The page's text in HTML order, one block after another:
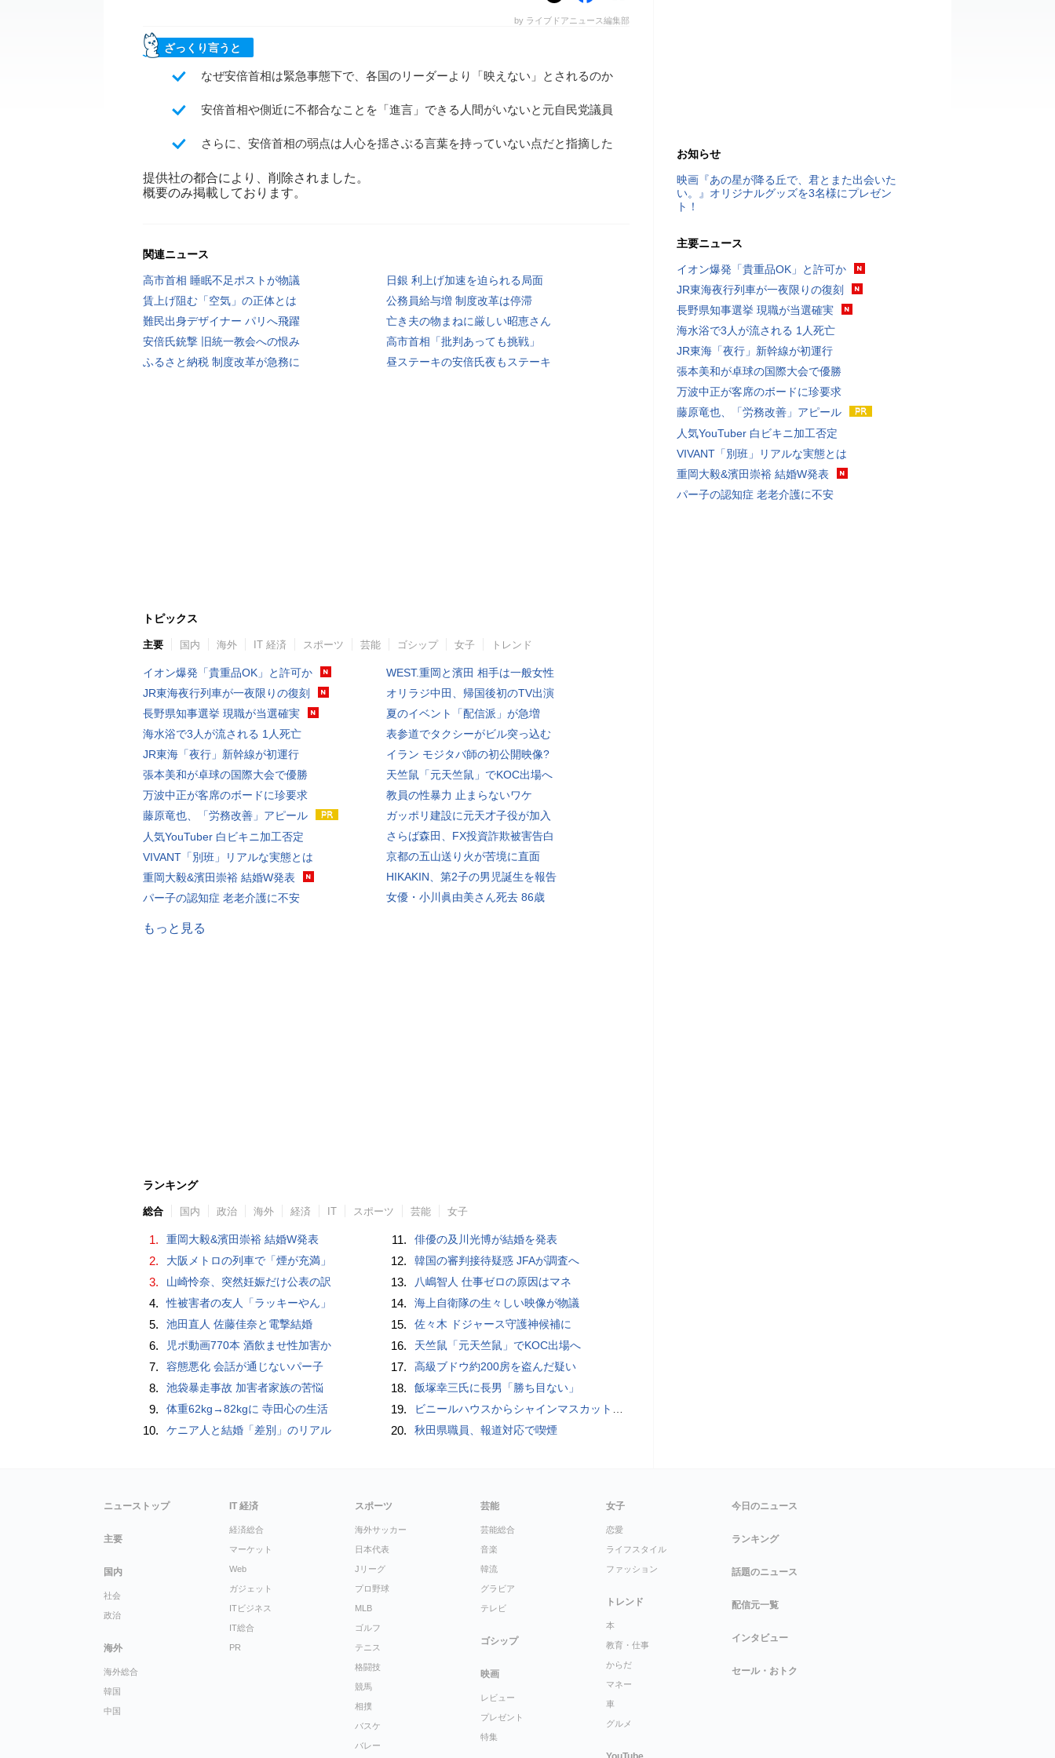
by ライブドアニュース編集部
ざっくり言うと
なぜ安倍首相は緊急事態下で、各国のリーダーより「映えない」とされるのか
安倍首相や側近に不都合なことを「進言」できる人間がいないと元自民党議員
さらに、安倍首相の弱点は人心を揺さぶる言葉を持っていない点だと指摘した
提供社の都合により、削除されました。
概要のみ掲載しております。
関連ニュース
高市首相 睡眠不足ポストが物議
日銀 利上げ加速を迫られる局面
賃上げ阻む「空気」の正体とは
公務員給与増 制度改革は停滞
難民出身デザイナー パリへ飛躍
亡き夫の物まねに厳しい昭恵さん
安倍氏銃撃 旧統一教会への恨み
高市首相「批判あっても挑戦」
ふるさと納税 制度改革が急務に
昼ステーキの安倍氏夜もステーキ
トピックス
主要 国内 海外 IT 経済 スポーツ 芸能 ゴシップ 女子 トレンド
イオン爆発「貴重品OK」と許可か
JR東海夜行列車が一夜限りの復刻
長野県知事選挙 現職が当選確実
海水浴で3人が流される 1人死亡
JR東海「夜行」新幹線が初運行
張本美和が卓球の国際大会で優勝
万波中正が客席のボードに珍要求
藤原竜也、「労務改善」アピール
人気YouTuber 白ビキニ加工否定
VIVANT「別班」リアルな実態とは
重岡大毅&濱田崇裕 結婚W発表
パー子の認知症 老老介護に不安
WEST.重岡と濱田 相手は一般女性
オリラジ中田、帰国後初のTV出演
夏のイベント「配信派」が急増
表参道でタクシーがビル突っ込む
イラン モジタバ師の初公開映像?
天竺鼠「元天竺鼠」でKOC出場へ
教員の性暴力 止まらないワケ
ガッポリ建設に元天才子役が加入
さらば森田、FX投資詐欺被害告白
京都の五山送り火が苦境に直面
HIKAKIN、第2子の男児誕生を報告
女優・小川眞由美さん死去 86歳
もっと見る
ランキング
総合 国内 政治 海外 経済 IT スポーツ 芸能 女子
1. 重岡大毅&濱田崇裕 結婚W発表
2. 大阪メトロの列車で「煙が充満」
3. 山崎怜奈、突然妊娠だけ公表の訳
4. 性被害者の友人「ラッキーやん」
5. 池田直人 佐藤佳奈と電撃結婚
6. 児ポ動画770本 酒飲ませ性加害か
7. 容態悪化 会話が通じないパー子
8. 池袋暴走事故 加害者家族の苦悩
9. 体重62kg→82kgに 寺田心の生活
10. ケニア人と結婚「差別」のリアル
11. 俳優の及川光博が結婚を発表
12. 韓国の審判接待疑惑 JFAが調査へ
13. 八嶋智人 仕事ゼロの原因はマネ
14. 海上自衛隊の生々しい映像が物議
15. 佐々木 ドジャース守護神候補に
16. 天竺鼠「元天竺鼠」でKOC出場へ
17. 高級ブドウ約200房を盗んだ疑い
18. 飯塚幸三氏に長男「勝ち目ない」
19. ビニールハウスからシャインマスカット約200房を盗んだ疑い ネットで販売か 無職の男（42）逮捕 岡山県警
20. 秋田県職員、報道対応で喫煙
お知らせ
映画『あの星が降る丘で、君とまた出会いた
い。』オリジナルグッズを3名様にプレゼン
ト！
主要ニュース
イオン爆発「貴重品OK」と許可か
JR東海夜行列車が一夜限りの復刻
長野県知事選挙 現職が当選確実
海水浴で3人が流される 1人死亡
JR東海「夜行」新幹線が初運行
張本美和が卓球の国際大会で優勝
万波中正が客席のボードに珍要求
藤原竜也、「労務改善」アピール
人気YouTuber 白ビキニ加工否定
VIVANT「別班」リアルな実態とは
重岡大毅&濱田崇裕 結婚W発表
パー子の認知症 老老介護に不安
ニューストップ
主要
国内
社会
政治
海外
海外総合
韓国
中国
IT 経済
経済総合
マーケット
Web
ガジェット
ITビジネス
IT総合
PR
スポーツ
海外サッカー
日本代表
Jリーグ
プロ野球
MLB
ゴルフ
テニス
格闘技
競馬
相撲
バスケ
バレー
芸能
芸能総合
音楽
韓流
グラビア
テレビ
ゴシップ
映画
レビュー
プレゼント
特集
女子
恋愛
ライフスタイル
ファッション
トレンド
本
教育・仕事
からだ
マネー
車
グルメ
今日のニュース
ランキング
話題のニュース
配信元一覧
インタビュー
セール・おトク